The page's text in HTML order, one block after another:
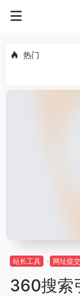
热门
站长工具 网址提交
360搜索